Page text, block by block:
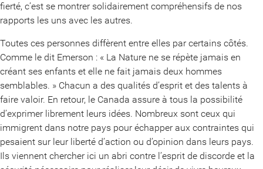
fierté, c’est se montrer solidairement compréhensifs de nos
rapports les uns avec les autres.
Toutes ces personnes diffèrent entre elles par certains côtés.
Comme le dit Emerson : « La Nature ne se répète jamais en
créant ses enfants et elle ne fait jamais deux hommes
semblables. » Chacun a des qualités d’esprit et des talents à
faire valoir. En retour, le Canada assure à tous la possibilité
d’exprimer librement leurs idées. Nombreux sont ceux qui
immigrent dans notre pays pour échapper aux contraintes qui
pesaient sur leur liberté d’action ou d’opinion dans leurs pays.
Ils viennent chercher ici un abri contre l’esprit de discorde et la